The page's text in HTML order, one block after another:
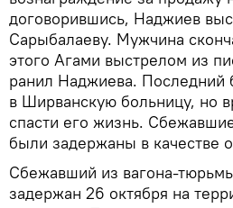
договорившись, Наджиев
Сарыбалаеву. Мужчина
этого Агами выстрелом из
ранил Наджиева. Последний
в Ширванскую больницу, но
спасти его жизнь.
были задержаны в качестве
Сбежавший из вагона-
задержан 26 октября на